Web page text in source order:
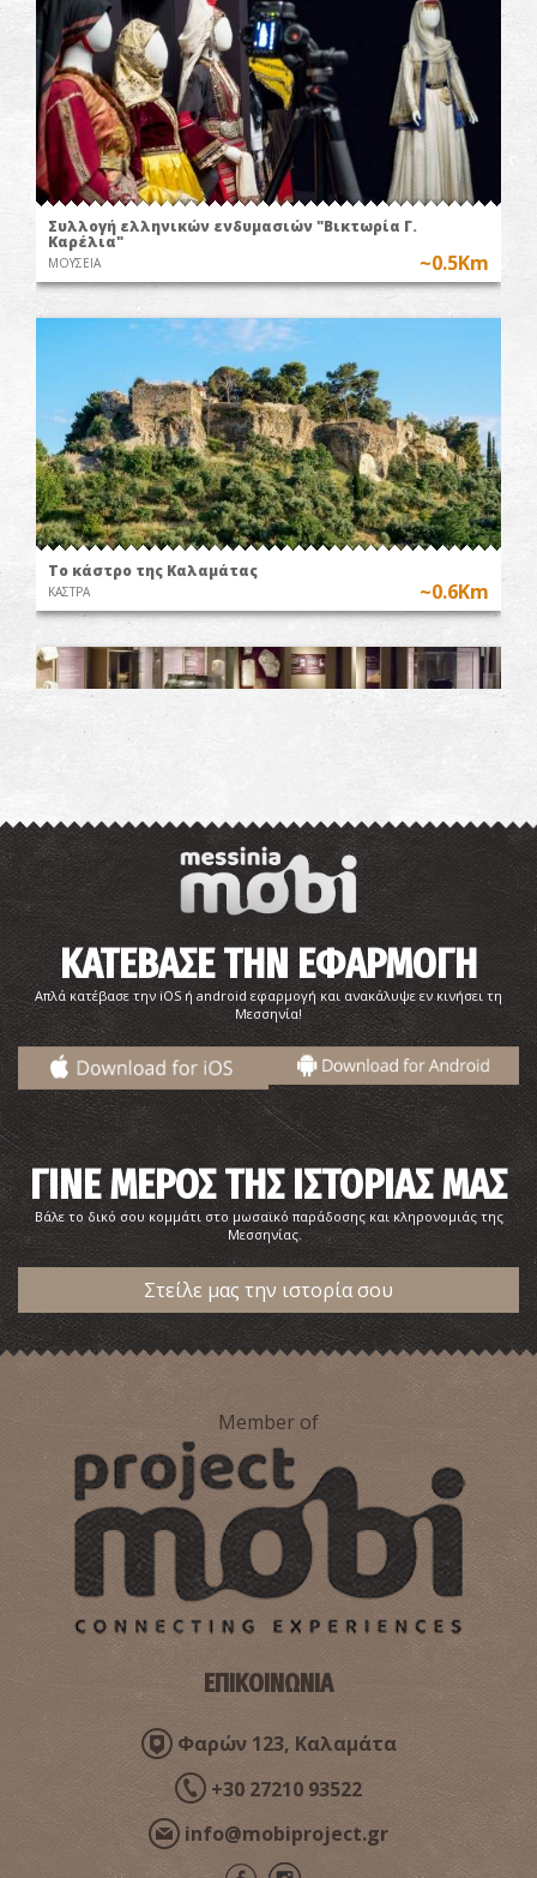
Συλλογή ελληνικών ενδυμασιών "Βικτωρία Γ.
Καρέλια"
ΜΟΥΣΕΙΑ ~0.5Km
Το κάστρο της Καλαμάτας
ΚΑΣΤΡΑ ~0.6Km
Αρχαιολογικό Μουσείο Μεσσηνίας
ΜΟΥΣΕΙΑ ~0.7Km
Άγιοι Απόστολοι
ΒΥΖΑΝΤΙΟ ~0.7Km
Ιστορικό και Λαογραφικό Μουσείο Καλαμάτας
ΜΟΥΣΕΙΑ ~0.7Km
ΚΑΤΕΒΑΣΕ ΤΗΝ ΕΦΑΡΜΟΓΗ
Απλά κατέβασε την iOS ή android εφαρμογή και ανακάλυψε εν κινήσει τη
Μεσσηνία!
ΓΙΝΕ ΜΕΡΟΣ ΤΗΣ ΙΣΤΟΡΙΑΣ ΜΑΣ
Βάλε το δικό σου κομμάτι στο μωσαϊκό παράδοσης και κληρονομιάς της
Μεσσηνίας.
Στείλε μας την ιστορία σου
Member of
ΕΠΙΚΟΙΝΩΝΙΑ
Φαρών 123, Καλαμάτα
+30 27210 93522
info@mobiproject.gr